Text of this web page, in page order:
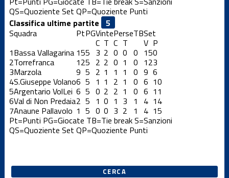
QS=Quoziente Set QP=Quoziente Punti
Classifica ultime partite
Squadra
PtPGVintePerseTBSet
C T C T V P
1Bassa Vallagarina 155 3 2 0 0 0 150
2Torrefranca 125 2 2 0 1 0 123
3Marzola 9 5 2 1 1 1 0 9 6
4S.Giuseppe Volano6 5 1 1 2 1 0 6 10
5Argentario VolLei 6 5 0 2 2 1 0 6 11
6Val di Non Predaia2 5 1 0 1 3 1 4 14
7Anaune Pallavolo 1 5 0 0 3 2 1 4 15
Pt=Punti PG=Giocate TB=Tie breakS=Sanzioni
QS=Quoziente Set QP=Quoziente Punti
CERCA